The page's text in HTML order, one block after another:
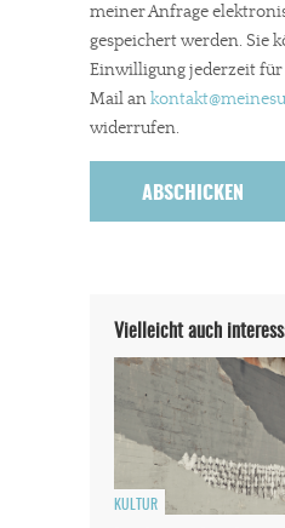
meiner Anfrage
gespeichert werden. Sie
Einwilligung jederzeit
Mail ankontakt
widerrufen.
Vielleicht auch
KULTUR